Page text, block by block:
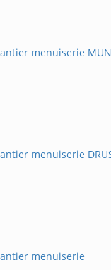
menuiserie
menuiserie
menuiserie